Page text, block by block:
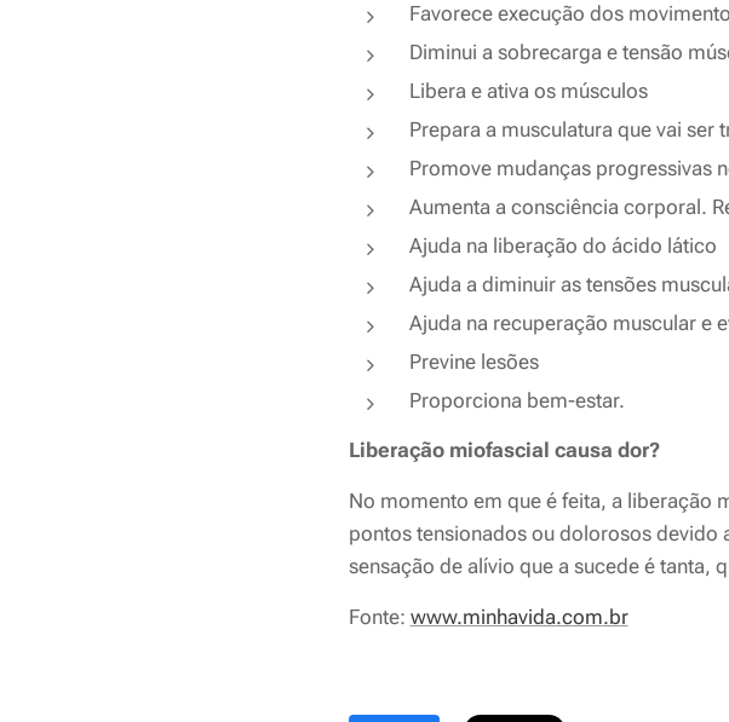
Favorece execução dos
Diminui a sobrecarga e tensão
Libera e ativa os músculos
Prepara a musculatura que vai
Promove mudanças progressivas
Aumenta a consciência corporal.
Ajuda na liberação do ácido lático
Ajuda a diminuir as tensões
Ajuda na recuperação muscular e
Previne lesões
Proporciona bem-estar.
Liberação miofascial causa dor?
No momento em que é feita, a liberação
pontos tensionados ou dolorosos devido
sensação de alívio que a sucede é tanta,
Fonte: www.minhavida.com.br